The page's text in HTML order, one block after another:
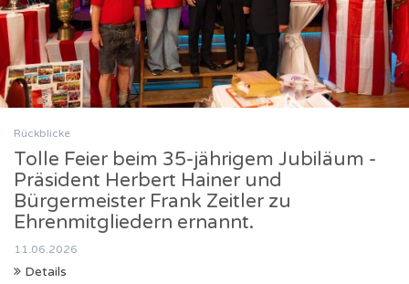
Rückblicke
Tolle Feier beim 35-jährigem Jubiläum -
Präsident Herbert Hainer und
Bürgermeister Frank Zeitler zu
Ehrenmitgliedern ernannt.
11.06.2026
Details